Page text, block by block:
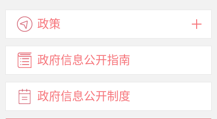
政策
政府信息公开指南
政府信息公开制度